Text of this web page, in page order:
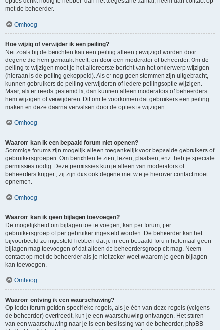
met de beheerder.
Omhoog
Hoe wijzig of verwijder ik een peiling?
Net zoals bij de berichten kan een peiling alleen gewijzigd worden door
degene die hem gemaakt heeft, en door een moderator of beheerder. Om de
peiling te wijzigen moet je het allereerste bericht van het onderwerp wijzigen
(hieraan is de peiling gekoppeld). Als er nog geen stemmen zijn uitgebracht,
kunnen gebruikers de peiling verwijderen of iedere peilingsoptie wijzigen.
Maar, als er reeds gestemd is, dan kunnen alleen moderators of beheerders
hem wijzigen of verwijderen. Dit om te voorkomen dat gebruikers een peiling
maken en deze daarna vervalsen door de opties te wijzigen.
Omhoog
Waarom kan ik een bepaald forum niet openen?
Sommige forums zijn mogelijk alleen toegankelijk voor bepaalde gebruikers of
gebruikersgroepen. Om berichten te zien, lezen, plaatsen, enz. heb je speciale
permissies nodig. Deze permissies kun je alleen van moderators of
beheerders krijgen, zij zijn dus ook degene met wie je hierover contact moet
opnemen.
Omhoog
Waarom kan ik geen bijlagen toevoegen?
De mogelijkheid om bijlagen toe te voegen, kan per forum, per
gebruikersgroep of per gebruiker ingesteld worden. De beheerder kan het
bijvoorbeeld zo ingesteld hebben dat je in een bepaald forum helemaal geen
bijlagen mag toevoegen of dat alleen de beheerdersgroep dit mag. Neem
contact op met de beheerder als je niet zeker weet waarom je geen bijlagen
kan toevoegen.
Omhoog
Waarom ontving ik een waarschuwing?
Op ieder forum gelden specifieke regels, als je één van deze regels (volgens
de beheerder) overtreedt, kun je een waarschuwing ontvangen. Het sturen
van een waarschuwing naar je is een beslissing van de beheerder, phpBB